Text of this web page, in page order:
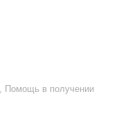
Помощь в получении